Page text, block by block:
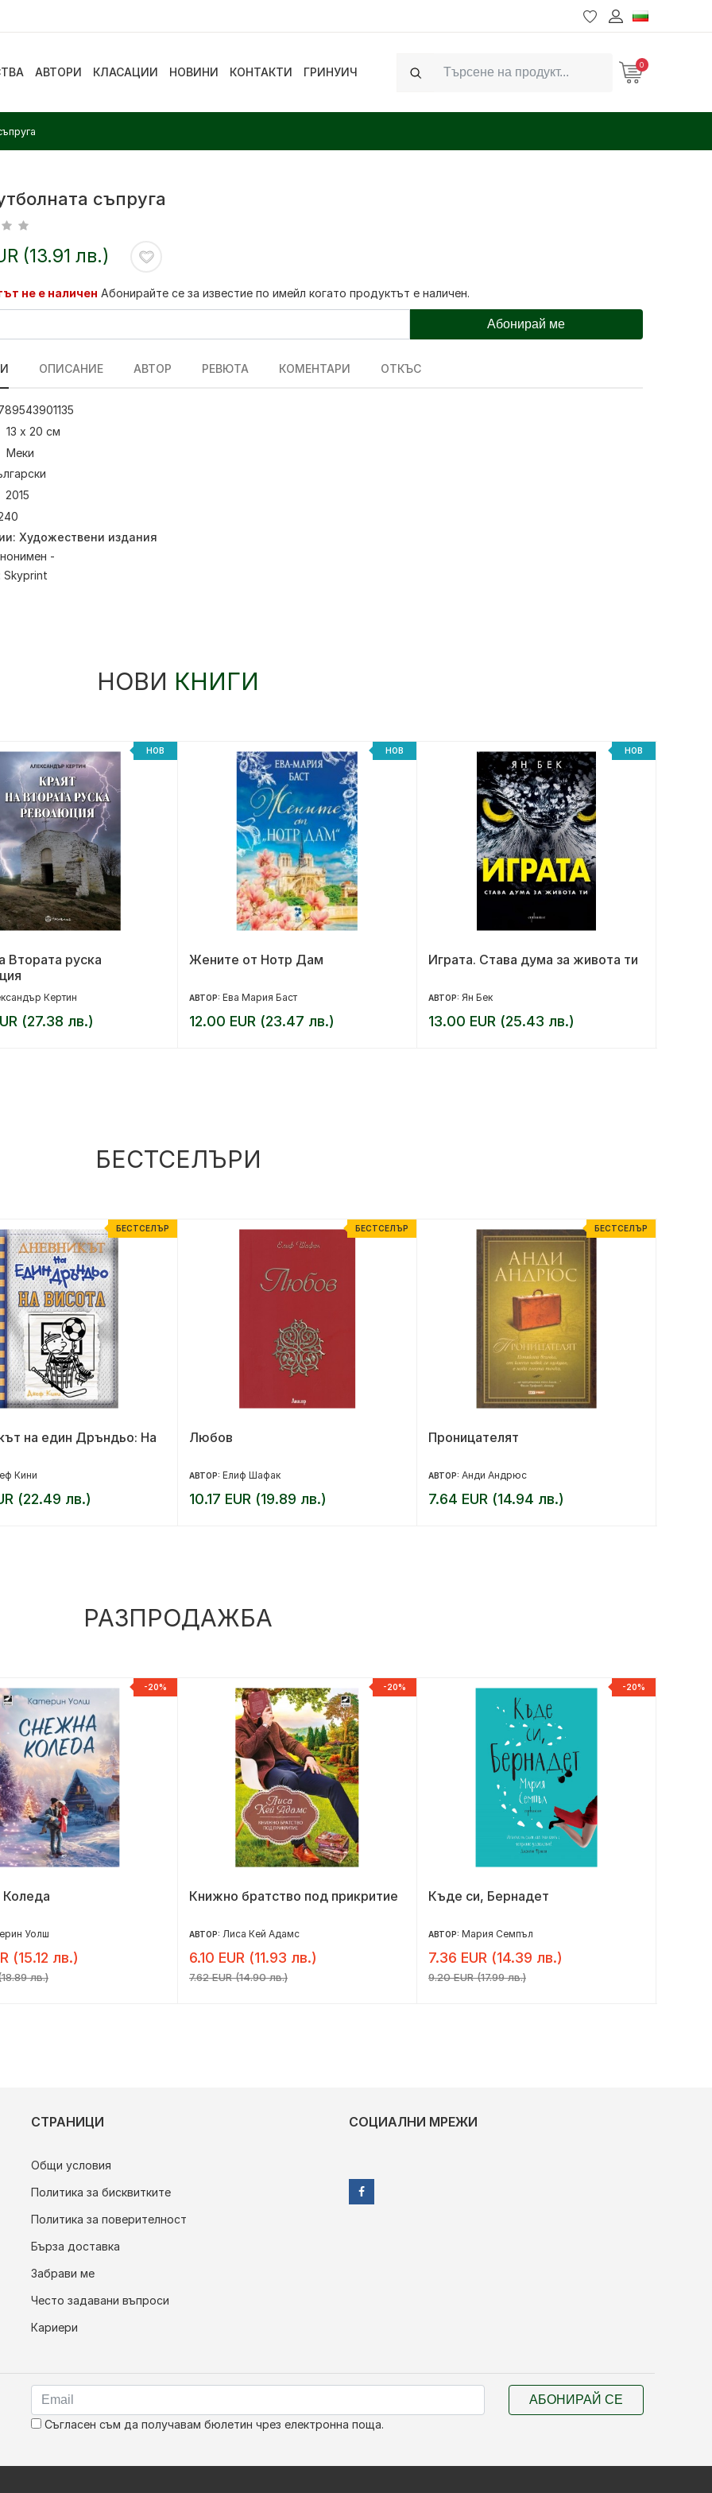
АВТОРИ КЛАСАЦИИ НОВИНИ КОНТАКТИ ГРИНУИЧ
Search
0
съпруга
(13.91 лв.)
не е наличен Абонирайте се за известие по имейл когато продуктът е наличен.
Абонирай ме
ОПИСАНИЕ АВТОР РЕВЮТА КОМЕНТАРИ ОТКЪС
13 х 20 см
Меки
2015
Художествени издания
-
Skyprint
НОВИ КНИГИ
НОВ
Втората руска
Кертин
(27.38 лв.)
НОВ
Жените от Нотр Дам
АВТОР: Ева Мария Баст
12.00 EUR (23.47 лв.)
НОВ
Играта. Става дума за живота ти
АВТОР: Ян Бек
13.00 EUR (25.43 лв.)
БЕСТСЕЛЪРИ
БЕСТСЕЛЪР
на един Дръндьо: На
Кини
(22.49 лв.)
БЕСТСЕЛЪР
Любов
АВТОР: Елиф Шафак
10.17 EUR (19.89 лв.)
БЕСТСЕЛЪР
Проницателят
АВТОР: Анди Андрюс
7.64 EUR (14.94 лв.)
РАЗПРОДАЖБА
-20%
Уолш
(15.12 лв.)
лв.)
-20%
Книжно братство под прикритие
АВТОР: Лиса Кей Адамс
6.10 EUR (11.93 лв.)
7.62 EUR (14.90 лв.)
-20%
Къде си, Бернадет
АВТОР: Мария Семпъл
7.36 EUR (14.39 лв.)
9.20 EUR (17.99 лв.)
СТРАНИЦИ
Общи условия
Политика за бисквитките
Политика за поверителност
Бърза доставка
Забрави ме
Често задавани въпроси
Кариери
СОЦИАЛНИ МРЕЖИ
Съгласен съм да получавам бюлетин чрез електронна поща.
АБОНИРАЙ СЕ